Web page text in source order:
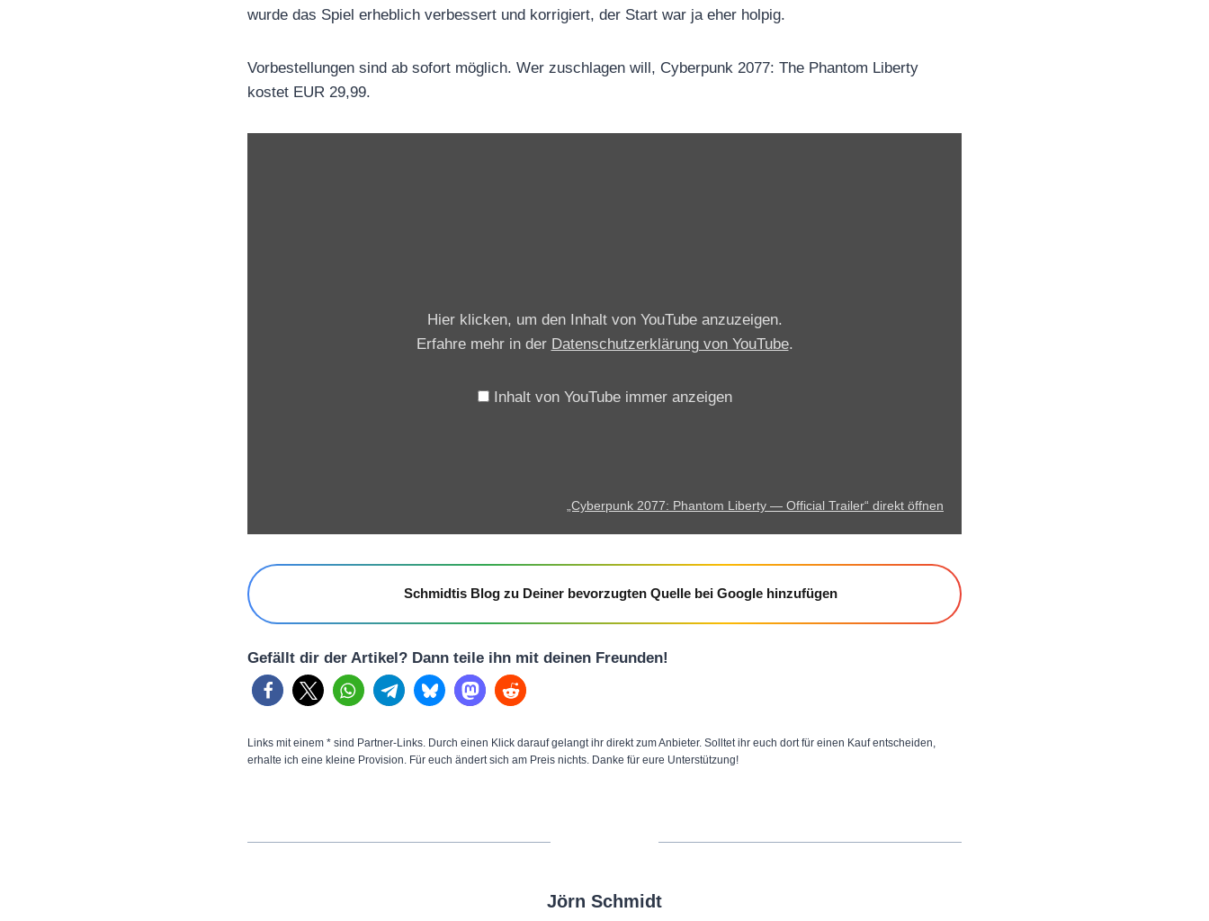
wurde das Spiel erheblich verbessert und korrigiert, der Start war ja eher holpig.
Vorbestellungen sind ab sofort möglich. Wer zuschlagen will, Cyberpunk 2077: The Phantom Liberty
kostet EUR 29,99.
u
n
2
n
t
o
b
O
Hier klicken, um den Inhalt von YouTube anzuzeigen.
Erfahre mehr in der Datenschutzerklärung von YouTube.
Inhalt von YouTube immer anzeigen
„Cyberpunk 2077: Phantom Liberty — Official Trailer“ direkt öffnen
Schmidtis Blog zu Deiner bevorzugten Quelle bei Google hinzufügen
Gefällt dir der Artikel? Dann teile ihn mit deinen Freunden!
Links mit einem * sind Partner-Links. Durch einen Klick darauf gelangt ihr direkt zum Anbieter. Solltet ihr euch dort für einen Kauf entscheiden,
erhalte ich eine kleine Provision. Für euch ändert sich am Preis nichts. Danke für eure Unterstützung!
Jörn Schmidt